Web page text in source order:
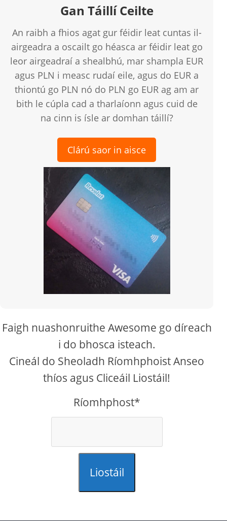
Gan Táillí Ceilte
An raibh a fhios agat gur féidir leat cuntas il-
airgeadra a oscailt go héasca ar féidir leat go
leor airgeadraí a shealbhú, mar shampla EUR
agus PLN i measc rudaí eile, agus do EUR a
thiontú go PLN nó do PLN go EUR ag am ar
bith le cúpla cad a tharlaíonn agus cuid de
na cinn is ísle ar domhan táillí?
Clárú saor in aisce
Faigh nuashonruithe Awesome go díreach
i do bhosca isteach.
Cineál do Sheoladh Ríomhphoist Anseo
thíos agus Cliceáil Liostáil!
Ríomhphost*
Liostáil